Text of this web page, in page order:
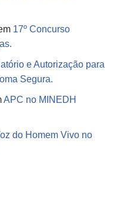
17º Concurso
e Autorização para
Segura.
APC no MINEDH
do Homem Vivo no